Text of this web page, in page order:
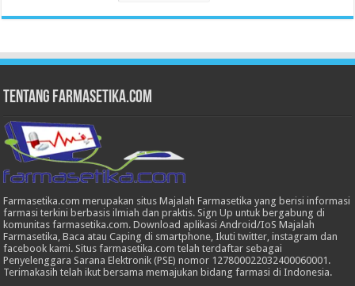
Tentang Farmasetika.com
Farmasetika.com merupakan situs Majalah Farmasetika yang berisi informasi
farmasi terkini berbasis ilmiah dan praktis. Sign Up untuk bergabung di
komunitas farmasetika.com. Download aplikasi Android/IoS Majalah
Farmasetika, Baca atau Caping di smartphone, Ikuti twitter, instagram dan
facebook kami. Situs farmasetika.com telah terdaftar sebagai
Penyelenggara Sarana Elektronik (PSE) nomor 127800022032400060001.
Terimakasih telah ikut bersama memajukan bidang farmasi di Indonesia.